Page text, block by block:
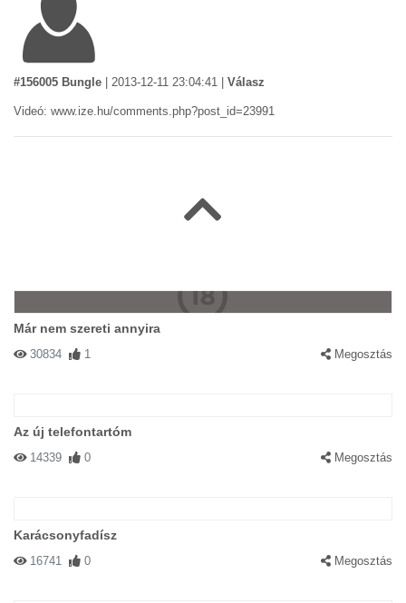
#156005 Bungle 2013-12-11 23:04:41 Válasz
Videó: www.ize.hu/comments.php?post_id=23991
Már nem szereti annyira
30834 1 Megosztás
Az új telefontartóm
14339 0 Megosztás
Karácsonyfadísz
16741 0 Megosztás